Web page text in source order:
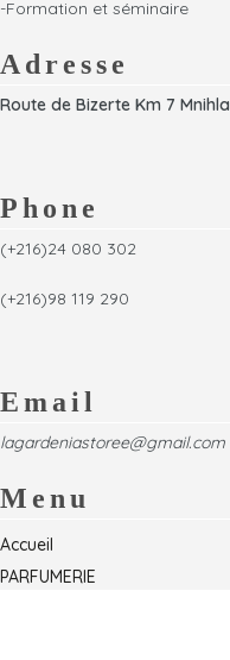
-Formation et séminaire
Adresse
Route de Bizerte Km 7 Mnihla
Phone
(+216)24 080 302
(+216)98 119 290
Email
lagardeniastoree@gmail.com
Menu
Accueil
PARFUMERIE